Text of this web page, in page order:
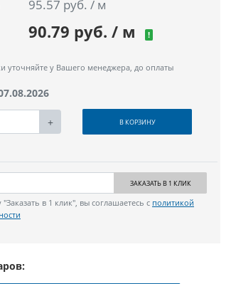
95.57 руб. / м
90.79 руб. / м !
уточняйте у Вашего менеджера, до оплаты
+ В КОРЗИНУ
ЗАКАЗАТЬ В 1 КЛИК
в 1 клик", вы соглашаетесь с политикой